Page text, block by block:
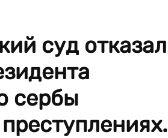
суд отказал
сербы